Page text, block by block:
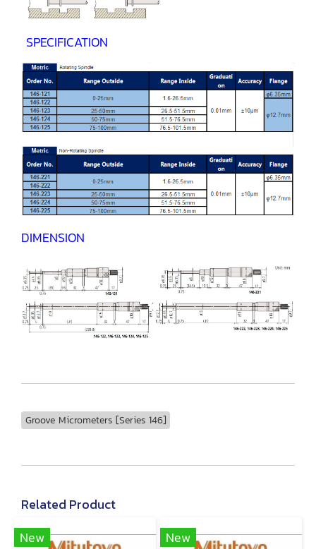
SPECIFICATION
DIMENSION
Groove Micrometers [Series 146]
Related Product
New
New